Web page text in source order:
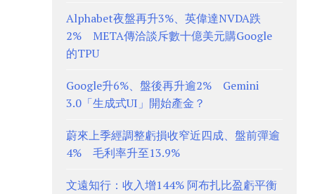
Alphabet夜盤再升3%、英偉達NVDA跌
2% META傳洽談斥數十億美元購Google
的TPU
Google升6%、盤後再升逾2% Gemini
3.0「生成式UI」開始產金？
蔚來上季經調整虧損收窄近四成、盤前彈逾
4% 毛利率升至13.9%
文遠知行：收入增144% 阿布扎比盈虧平衡